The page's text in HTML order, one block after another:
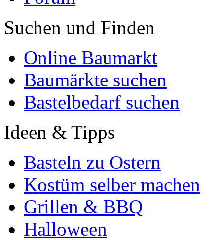
Suchen und Finden
Online Baumarkt
Baumärkte suchen
Bastelbedarf suchen
Ideen & Tipps
Basteln zu Ostern
Kostüm selber machen
Grillen & BBQ
Halloween